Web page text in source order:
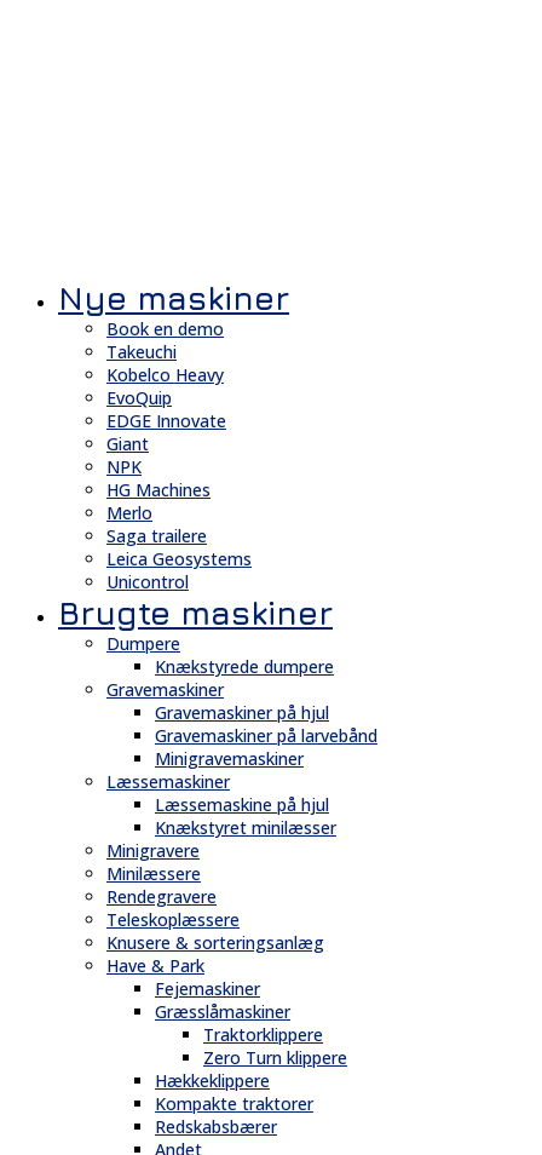
Nye maskiner
Book en demo
Takeuchi
Kobelco Heavy
EvoQuip
EDGE Innovate
Giant
NPK
HG Machines
Merlo
Saga trailere
Leica Geosystems
Unicontrol
Brugte maskiner
Dumpere
Knækstyrede dumpere
Gravemaskiner
Gravemaskiner på hjul
Gravemaskiner på larvebånd
Minigravemaskiner
Læssemaskiner
Læssemaskine på hjul
Knækstyret minilæsser
Minigravere
Minilæssere
Rendegravere
Teleskoplæssere
Knusere & sorteringsanlæg
Have & Park
Fejemaskiner
Græsslåmaskiner
Traktorklippere
Zero Turn klippere
Hækkeklippere
Kompakte traktorer
Redskabsbærer
Andet